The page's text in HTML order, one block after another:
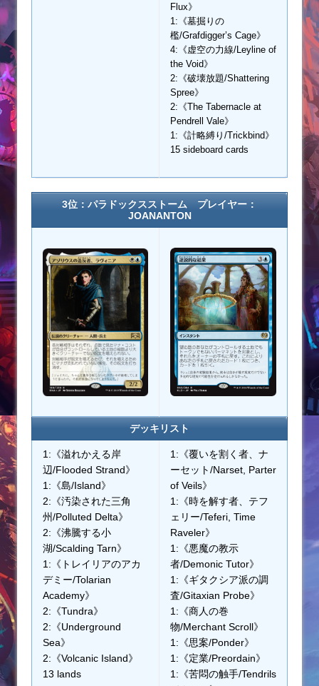
Flux》
1:《墓掘りの
檻/Grafdigger’s Cage》
4:《虚空の力線/Leyline of
the Void》
2:《破壊放題/Shattering
Spree》
2:《The Tabernacle at
Pendrell Vale》
1:《計略縛り/Trickbind》
15 sideboard cards
3位：パラドックスストーム プレイヤー：
JOANANTON
デッキリスト
1:《溢れかえる岸
辺/Flooded Strand》
1:《島/Island》
2:《汚染された三角
州/Polluted Delta》
2:《沸騰する小
湖/Scalding Tarn》
1:《トレイリアのアカ
デミー/Tolarian
Academy》
2:《Tundra》
2:《Underground
Sea》
2:《Volcanic Island》
13 lands
1:《覆いを割く者、ナ
ーセット/Narset, Parter
of Veils》
1:《時を解す者、テフ
ェリー/Teferi, Time
Raveler》
1:《悪魔の教示
者/Demonic Tutor》
1:《ギタクシア派の調
査/Gitaxian Probe》
1:《商人の巻
物/Merchant Scroll》
1:《思案/Ponder》
1:《定業/Preordain》
1:《苦悶の触手/Tendrils